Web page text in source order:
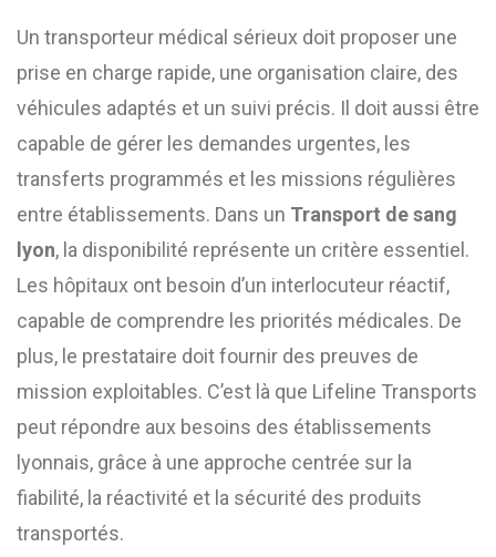
Un transporteur médical sérieux doit proposer une
prise en charge rapide, une organisation claire, des
véhicules adaptés et un suivi précis. Il doit aussi être
capable de gérer les demandes urgentes, les
transferts programmés et les missions régulières
entre établissements. Dans un Transport de sang
lyon, la disponibilité représente un critère essentiel.
Les hôpitaux ont besoin d’un interlocuteur réactif,
capable de comprendre les priorités médicales. De
plus, le prestataire doit fournir des preuves de
mission exploitables. C’est là que Lifeline Transports
peut répondre aux besoins des établissements
lyonnais, grâce à une approche centrée sur la
fiabilité, la réactivité et la sécurité des produits
transportés.